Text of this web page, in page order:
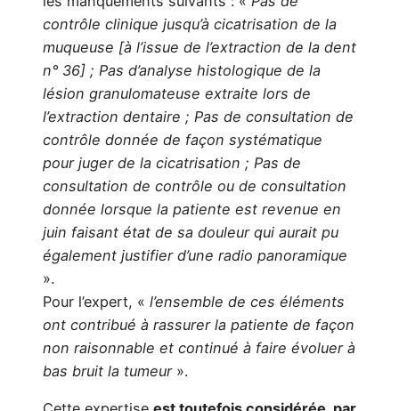
contrôle clinique jusqu’à cicatrisation de la
muqueuse [à l’issue de l’extraction de la dent
n° 36] ; Pas d’analyse histologique de la
lésion granulomateuse extraite lors de
l’extraction dentaire ; Pas de consultation de
contrôle donnée de façon systématique
pour juger de la cicatrisation ; Pas de
consultation de contrôle ou de consultation
donnée lorsque la patiente est revenue en
juin faisant état de sa douleur qui aurait pu
également justifier d’une radio panoramique
».
Pour l’expert, « l’ensemble de ces éléments
ont contribué à rassurer la patiente de façon
non raisonnable et continué à faire évoluer à
bas bruit la tumeur».